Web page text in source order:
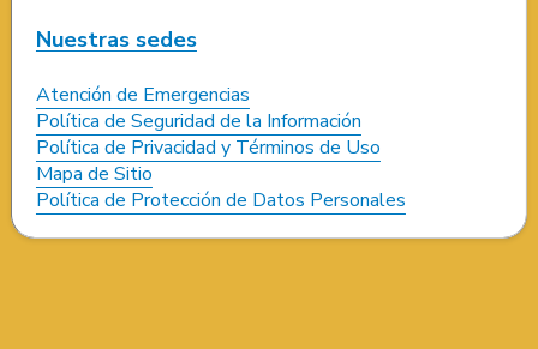
Nuestras sedes
Atención de Emergencias
Política de Seguridad de la Información
Política de Privacidad y Términos de Uso
Mapa de Sitio
Política de Protección de Datos Personales